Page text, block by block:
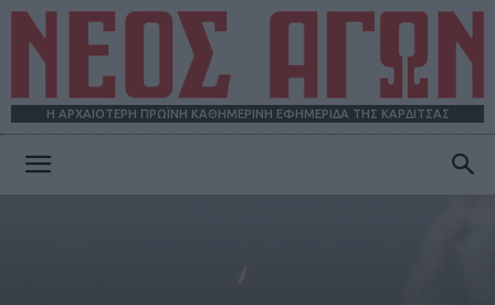
Η ΑΡΧΑΙΟΤΕΡΗ ΠΡΩΪΝΗ ΚΑΘΗΜΕΡΙΝΗ ΕΦΗΜΕΡΙΔΑ ΤΗΣ ΚΑΡΔΙΤΣΑΣ